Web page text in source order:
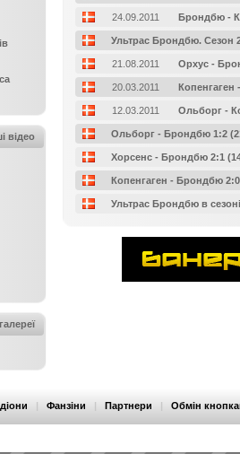
відео
24.09.2011 Брондбю -
Ультрас Брондбю. Сезон
21.08.2011 Орхус -
20.03.2011
12.03.2011 Ольборг -
Ольборг - Брондбю 1:2
Хорсенс - Брондбю 2:1
Копенгаген - Брондбю 2:0
Ультрас Брондбю в
| Фанзіни | Партнери | Обмін